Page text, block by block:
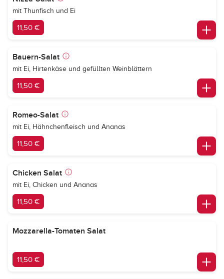
mit Thunfisch und Ei
11,50 €
Bauern-Salat
mit Ei, Hirtenkäse und gefüllten Weinblättern
11,50 €
Romeo-Salat
mit Ei, Hähnchenfleisch und Ananas
11,50 €
Chicken Salat
mit Ei, Chicken und Ananas
11,50 €
Mozzarella-Tomaten Salat
11,50 €